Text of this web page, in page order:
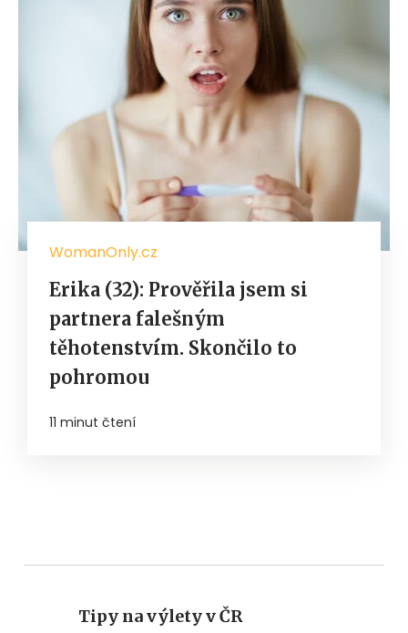
WomanOnly.cz
Erika (32): Prověřila jsem si
partnera falešným
těhotenstvím. Skončilo to
pohromou
11 minut čtení
Tipy na výlety v ČR